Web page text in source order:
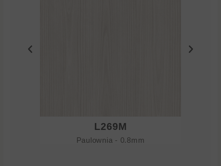
L269M
Paulownia - 0.8mm